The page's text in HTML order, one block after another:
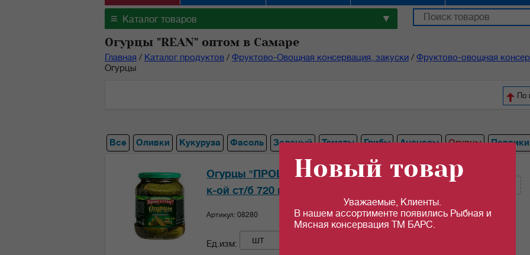
≡ Каталог товаров ▼
Огурцы "REAN" оптом в Самаре
Главная / Каталог продуктов / Фруктово-Овощная консервация, закуски / Фруктово-овощная
Огурцы
По
Все Оливки Кукуруза Фасоль Зеленый Томаты Грибы Ананасы Огурцы Персики
Огурцы "ПРОШУ К СТОЛУ!"(6-9см) с лим.
к-ой ст/б 720 мл(680гр) *8 шт/уп ГОСТ
Артикул: 08280
Ед.изм: шт
Кол-во (шт):
Кол-во (уп.)
Новый товар
Уважаемые, Клиенты.
В нашем ассортименте появились Рыбная и
Мясная консервация ТМ БАРС.